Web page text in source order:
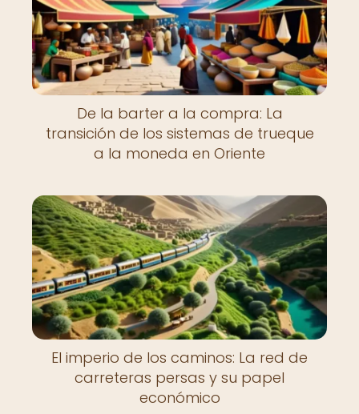
De la barter a la compra: La
transición de los sistemas de trueque
a la moneda en Oriente
El imperio de los caminos: La red de
carreteras persas y su papel
económico